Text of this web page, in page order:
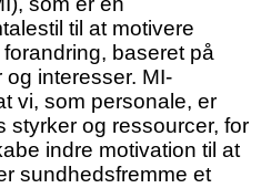
til at motivere
baseret på
interesser. MI-
vi, som personale, er
styrker og ressourcer, for
indre motivation til at
sundhedsfremme et